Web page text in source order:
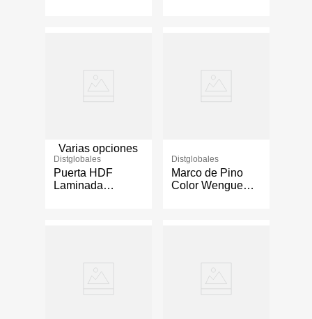
Varias opciones
Distglobales
Puerta HDF
Laminada
Distglobales
Marco de Pino
Color Wengue